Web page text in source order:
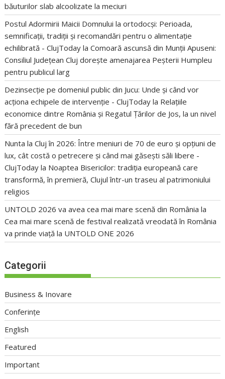
băuturilor slab alcoolizate la meciuri
Postul Adormirii Maicii Domnului la ortodocși: Perioada,
semnificații, tradiții și recomandări pentru o alimentație
echilibrată - ClujToday laComoară ascunsă din Munții Apuseni:
Consiliul Județean Cluj dorește amenajarea Peșterii Humpleu
pentru publicul larg
Dezinsecție pe domeniul public din Jucu: Unde și când vor
acționa echipele de intervenție - ClujToday la Relațiile
economice dintre România și Regatul Țărilor de Jos, la un nivel
fără precedent de bun
Nunta la Cluj în 2026: Între meniuri de 70 de euro și opțiuni de
lux, cât costă o petrecere și când mai găsești săli libere -
ClujToday la Noaptea Bisericilor: tradiția europeană care
transformă, în premieră, Clujul într-un traseu al patrimoniului
religios
UNTOLD 2026 va avea cea mai mare scenă din România la
Cea mai mare scenă de festival realizată vreodată în România
va prinde viață la UNTOLD ONE 2026
Categorii
Business & Inovare
Conferințe
English
Featured
Important